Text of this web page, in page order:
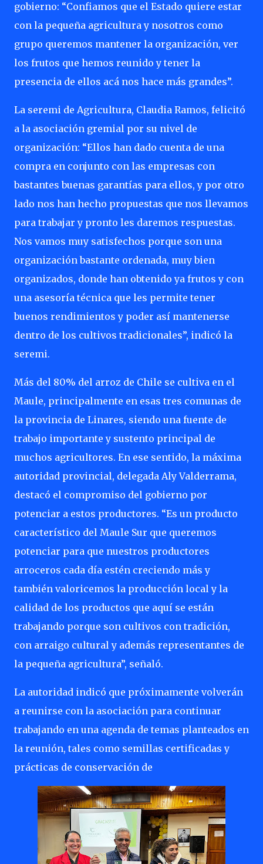
gobierno: “Confiamos que el Estado quiere estar
con la pequeña agricultura y nosotros como
grupo queremos mantener la organización, ver
los frutos que hemos reunido y tener la
presencia de ellos acá nos hace más grandes”.
La seremi de Agricultura, Claudia Ramos, felicitó
a la asociación gremial por su nivel de
organización: “Ellos han dado cuenta de una
compra en conjunto con las empresas con
bastantes buenas garantías para ellos, y por otro
lado nos han hecho propuestas que nos llevamos
para trabajar y pronto les daremos respuestas.
Nos vamos muy satisfechos porque son una
organización bastante ordenada, muy bien
organizados, donde han obtenido ya frutos y con
una asesoría técnica que les permite tener
buenos rendimientos y poder así mantenerse
dentro de los cultivos tradicionales”, indicó la
seremi.
Más del 80% del arroz de Chile se cultiva en el
Maule, principalmente en esas tres comunas de
la provincia de Linares, siendo una fuente de
trabajo importante y sustento principal de
muchos agricultores. En ese sentido, la máxima
autoridad provincial, delegada Aly Valderrama,
destacó el compromiso del gobierno por
potenciar a estos productores. “Es un producto
característico del Maule Sur que queremos
potenciar para que nuestros productores
arroceros cada día estén creciendo más y
también valoricemos la producción local y la
calidad de los productos que aquí se están
trabajando porque son cultivos con tradición,
con arraigo cultural y además representantes de
la pequeña agricultura”, señaló.
La autoridad indicó que próximamente volverán
a reunirse con la asociación para continuar
trabajando en una agenda de temas planteados en
la reunión, tales como semillas certificadas y
prácticas de conservación de